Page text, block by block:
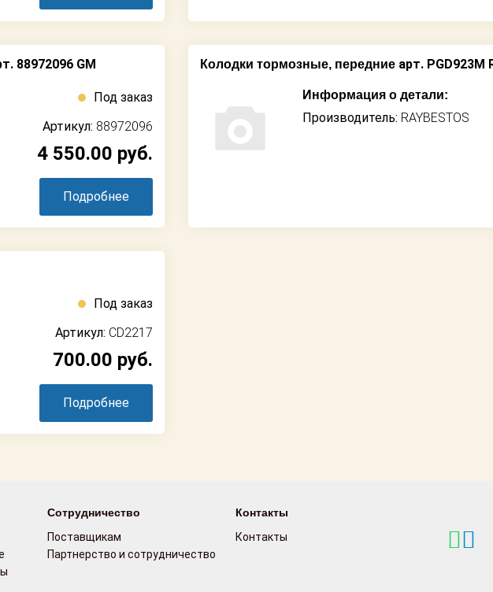
88972096 GM
Под заказ
Артикул: 88972096
4 550.00 руб.
Подробнее
Колодки тормозные, передние арт. PGD923M
Информация о детали:
Производитель: RAYBESTOS
Под заказ
Артикул: CD2217
700.00 руб.
Подробнее
Сотрудничество
Поставщикам
Партнерство и сотрудничество
Контакты
Контакты